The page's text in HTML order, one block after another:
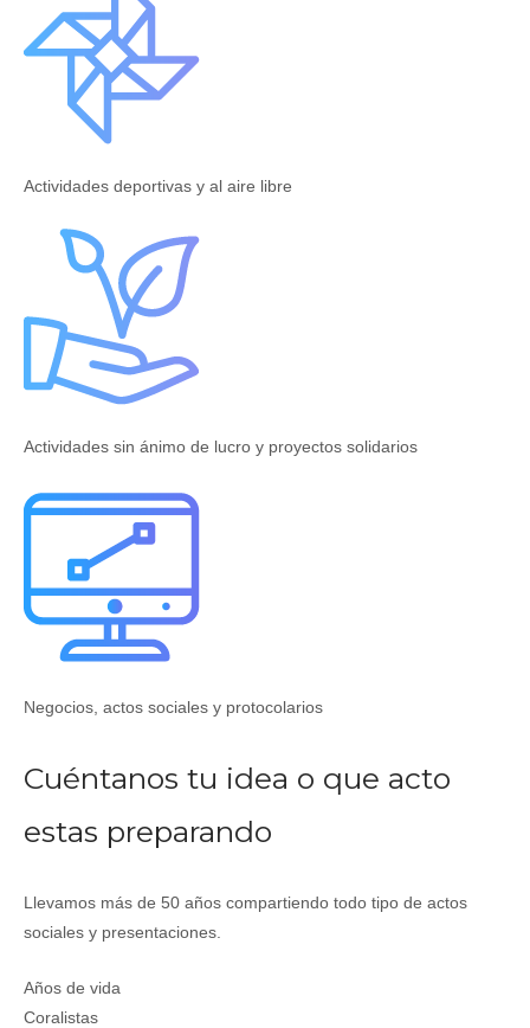
Actividades deportivas y al aire libre
Actividades sin ánimo de lucro y proyectos solidarios
Negocios, actos sociales y protocolarios
Cuéntanos tu idea o que acto
estas preparando
Llevamos más de 50 años compartiendo todo tipo de actos
sociales y presentaciones.
Años de vida
Coralistas